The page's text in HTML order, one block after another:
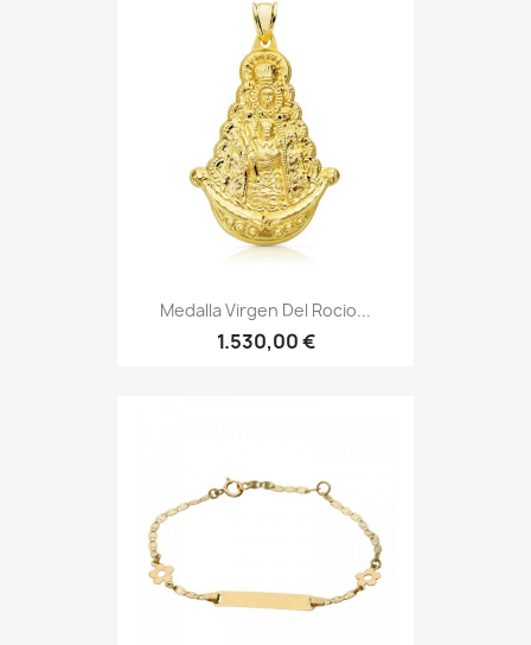
Medalla Virgen Del Rocio...
1.530,00 €